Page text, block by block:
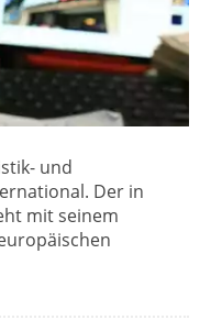
und
Der in
mit seinem